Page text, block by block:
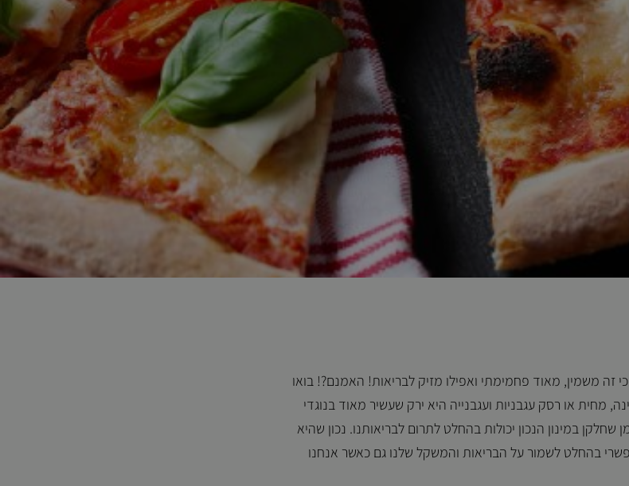
זה משמין, מאוד פחמימתי ואפילו מזיק לבריאות! האמנם?! בואו
או רסק עגבניות ועגבנייה היא ירק שעשיר מאוד בנוגדי
במינון הנכון יכולות בהחלט לתרום לבריאותנו. נכון שהיא
בהחלט לשמור על הבריאות והמשקל שלנו גם כאשר אנחנו